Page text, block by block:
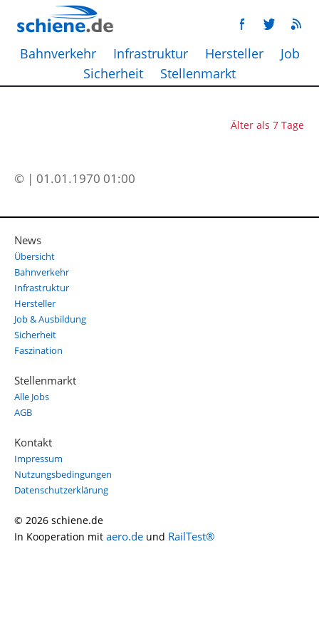
Bahnverkehr Infrastruktur Hersteller
Job
Sicherheit
Stellenmarkt
Älter als 7 Tage
© | 01.01.1970 01:00
News
Übersicht
Bahnverkehr
Infrastruktur
Hersteller
Job & Ausbildung
Sicherheit
Faszination
Stellenmarkt
Alle Jobs
AGB
Kontakt
Impressum
Nutzungsbedingungen
Datenschutzerklärung
© 2026 schiene.de
In Kooperation mit aero.de und RailTest®